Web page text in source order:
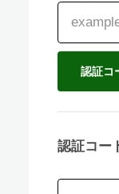
認証コー